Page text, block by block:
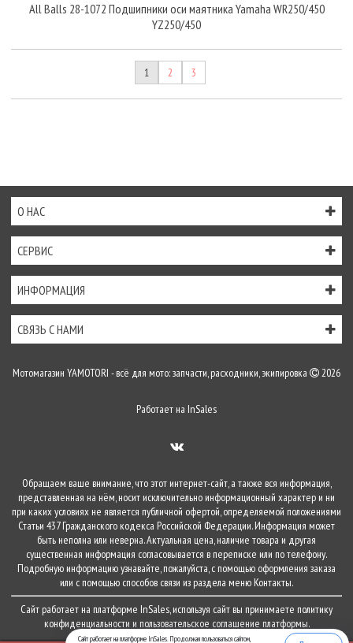
All Balls 28-1072 Подшипники оси маятника Yamaha WR250/450
YZ250/450
1 2 3
О НАС
СЕРВИС
ИНФОРМАЦИЯ
СВЯЗЬ С НАМИ
Мотомагазин YAMOTORI - всё для мото: запчасти, расходники, экипировка 2026
Работает на InSales
Обращаем ваше внимание, что этот интернет-сайт, а также вся информация,
представленная на нём, носит исключительно информационный характер и ни
при каких условиях не является публичной офертой, определяемой положениями
Статьи 437 Гражданского кодекса Российской Федерации. Информация может
быть неполна или неверна. Актуальная цена, наличие товара и другая
существенная информация согласовывается в переписке или по телефону.
Подробную информацию узнавайте, пожалуйста, с помощью оформления заказа
или с помощью способов связи из раздела меню Контакты.
Сайт работает на платформе InSales, используя сайт вы принимаете политику
конфиденциальности и пользовательское соглашение платформы.
Сайт работает на платформе InSales. Продолжая пользоваться сайтом,